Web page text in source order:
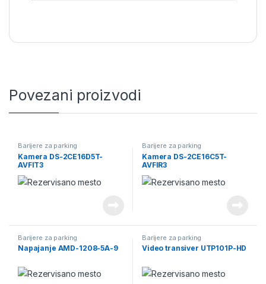
Povezani proizvodi
Barijere za parking
Kamera DS-2CE16D5T-
AVFIT3
Barijere za parking
Kamera DS-2CE16C5T-
AVFIR3
Barijere za parking
Napajanje AMD-1208-5A-9
Barijere za parking
Video transiver UTP101P-HD